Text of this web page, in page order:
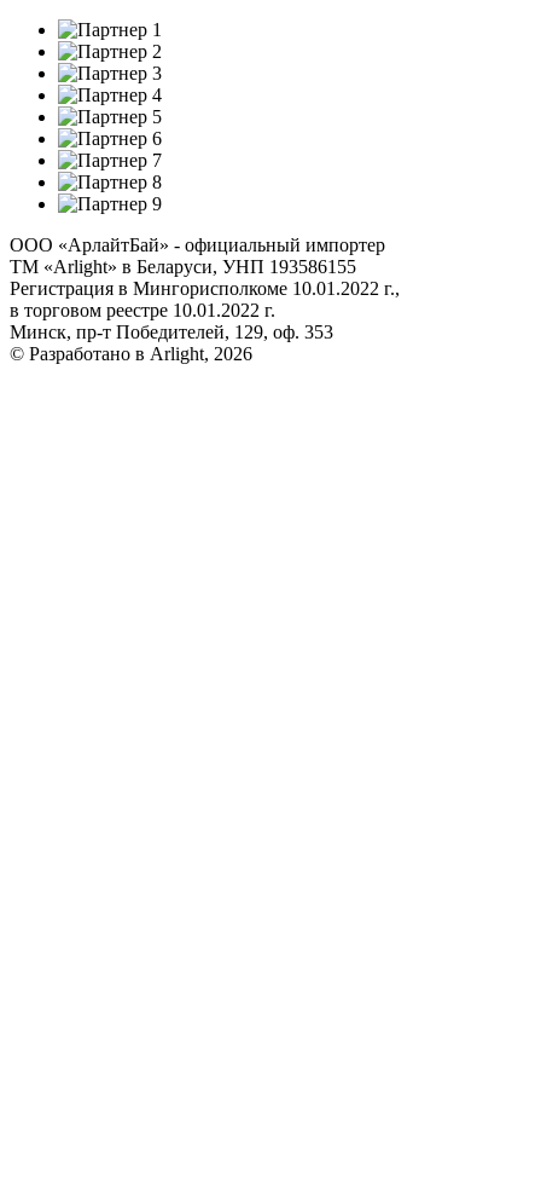
ООО «АрлайтБай» - официальный импортер
ТМ «Arlight» в Беларуси, УНП 193586155
Регистрация в Мингорисполкоме 10.01.2022 г.,
в торговом реестре 10.01.2022 г.
Минск, пр-т Победителей, 129, оф. 353
© Разработано в Arlight, 2026